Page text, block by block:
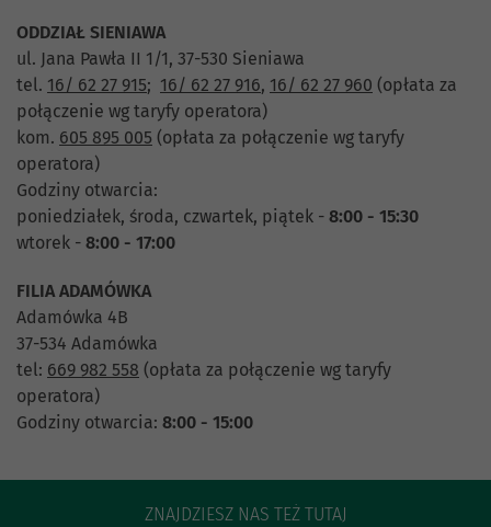
ODDZIAŁ SIENIAWA
ul. Jana Pawła II 1/1, 37-530 Sieniawa
tel. 16/ 62 27 915; 16/ 62 27 916, 16/ 62 27 960 (opłata za
połączenie wg taryfy operatora)
kom. 605 895 005 (opłata za połączenie wg taryfy
operatora)
Godziny otwarcia:
poniedziałek, środa, czwartek, piątek - 8:00 - 15:30
wtorek - 8:00 - 17:00
FILIA ADAMÓWKA
Adamówka 4B
37-534 Adamówka
tel: 669 982 558 (opłata za połączenie wg taryfy
operatora)
Godziny otwarcia: 8:00 - 15:00
ZNAJDZIESZ NAS TEŻ TUTAJ